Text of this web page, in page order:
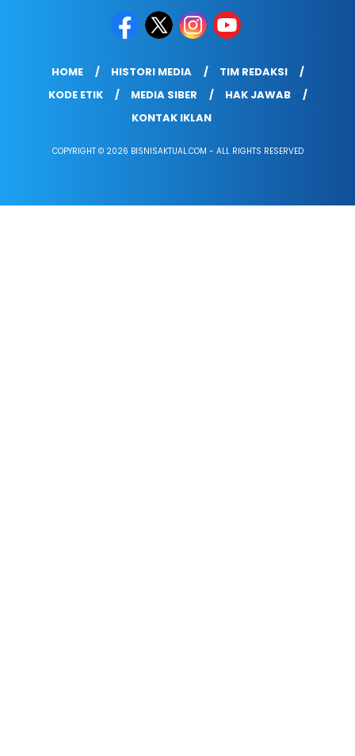
HOME HISTORI MEDIA
TIM REDAKSI
KODE ETIK
MEDIA SIBER
HAK JAWAB
KONTAK IKLAN
COPYRIGHT © 2026 BISNISAKTUAL.COM - ALL RIGHTS RESERVED